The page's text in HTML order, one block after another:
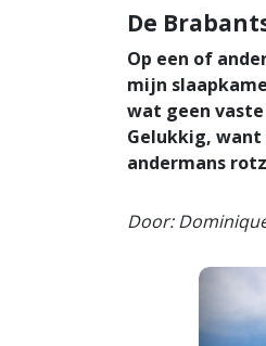
De
Op een of
mijn
wat geen
Gelukkig, want
andermans
Door: